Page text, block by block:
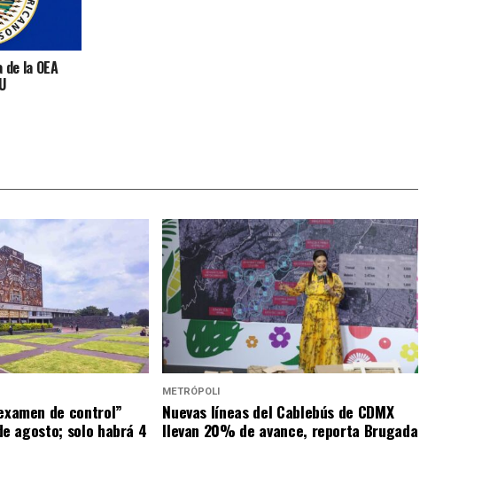
la OEA
de control”
agosto; solo habrá 4
METRÓPOLI
Nuevas líneas del Cablebús de CDMX
llevan 20% de avance, reporta Brugada